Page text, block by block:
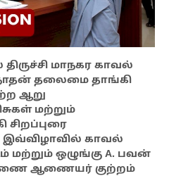
திருச்சி மாநகர காவல்
தலைமை தாங்கி
ஆறு
மற்றும்
இவ்விழாவில் காவல்
ஒழுங்கு A. பவன்
துணை ஆணையர் குற்றம்